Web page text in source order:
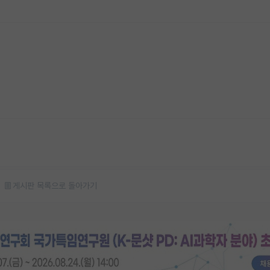
게시판 목록으로 돌아가기